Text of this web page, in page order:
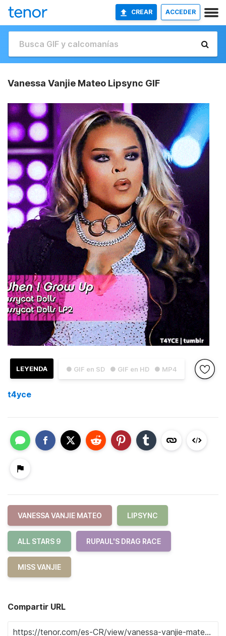
CREAR ACCEDER
Vanessa Vanjie Mateo Lipsync GIF
● GIF en SD ● GIF en HD ● MP4
LEYENDA
t4yce
VANESSA VANJIE MATEO LIPSYNC
ALL STARS 9 RUPAUL'S DRAG RACE
MISS VANJIE
Compartir URL